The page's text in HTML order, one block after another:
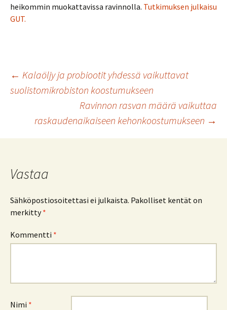
heikommin muokattavissa ravinnolla. Tutkimuksen julkaisu
GUT.
Artikkelien
selaus
← Kalaöljy ja probiootit yhdessä vaikuttavat
suolistomikrobiston koostumukseen
Ravinnon rasvan määrä vaikuttaa
raskaudenaikaiseen kehonkoostumukseen →
Vastaa
Sähköpostiosoitettasi ei julkaista. Pakolliset kentät on
merkitty*
Kommentti *
Nimi *